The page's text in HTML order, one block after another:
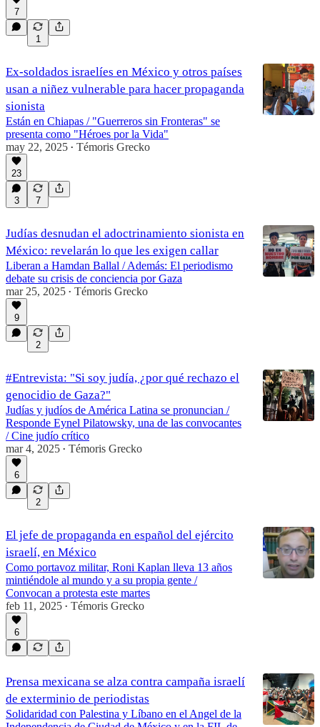
7
1
Ex-soldados israelíes en México y otros países
usan a niñez vulnerable para hacer propaganda
sionista
Están en Chiapas / "Guerreros sin Fronteras" se
presenta como "Héroes por la Vida"
may 22, 2025 • Témoris Grecko
23
3 7
Judías desnudan el adoctrinamiento sionista en
México: revelarán lo que les exigen callar
Liberan a Hamdan Ballal / Además: El periodismo
debate su crisis de conciencia por Gaza
mar 25, 2025 • Témoris Grecko
9
2
#Entrevista: "Si soy judía, ¿por qué rechazo el
genocidio de Gaza?"
Judías y judíos de América Latina se pronuncian /
Responde Eynel Pilatowsky, una de las convocantes
/ Cine judío crítico
mar 4, 2025 • Témoris Grecko
6
2
El jefe de propaganda en español del ejército
israelí, en México
Como portavoz militar, Roni Kaplan lleva 13 años
mintiéndole al mundo y a su propia gente /
Convocan a protesta este martes
feb 11, 2025 • Témoris Grecko
6
Prensa mexicana se alza contra campaña israelí
de exterminio de periodistas
Solidaridad con Palestina y Líbano en el Angel de la